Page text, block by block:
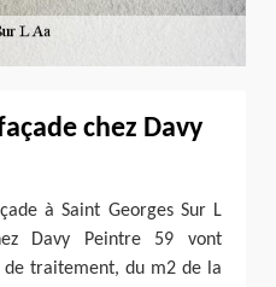
chez Davy
à Saint Georges Sur L
Davy Peintre 59 vont
traitement, du m2 de la